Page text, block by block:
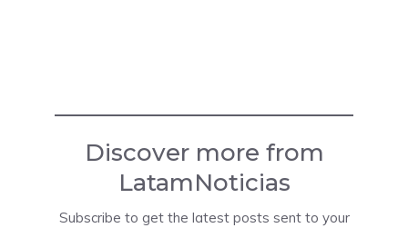
Discover more from
LatamNoticias
Subscribe to get the latest posts sent to your